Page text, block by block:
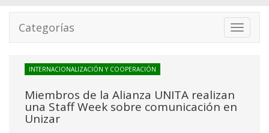
Toggle
Categorías
INTERNACIONALIZACIÓN Y COOPERACIÓN
Miembros de la Alianza UNITA realizan
una Staff Week sobre comunicación en
Unizar